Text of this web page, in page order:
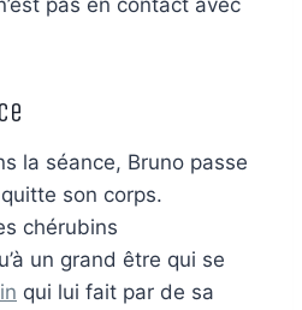
pas en contact avec
la séance, Bruno passe
son corps.
chérubins
un grand être qui se
qui lui fait par de sa